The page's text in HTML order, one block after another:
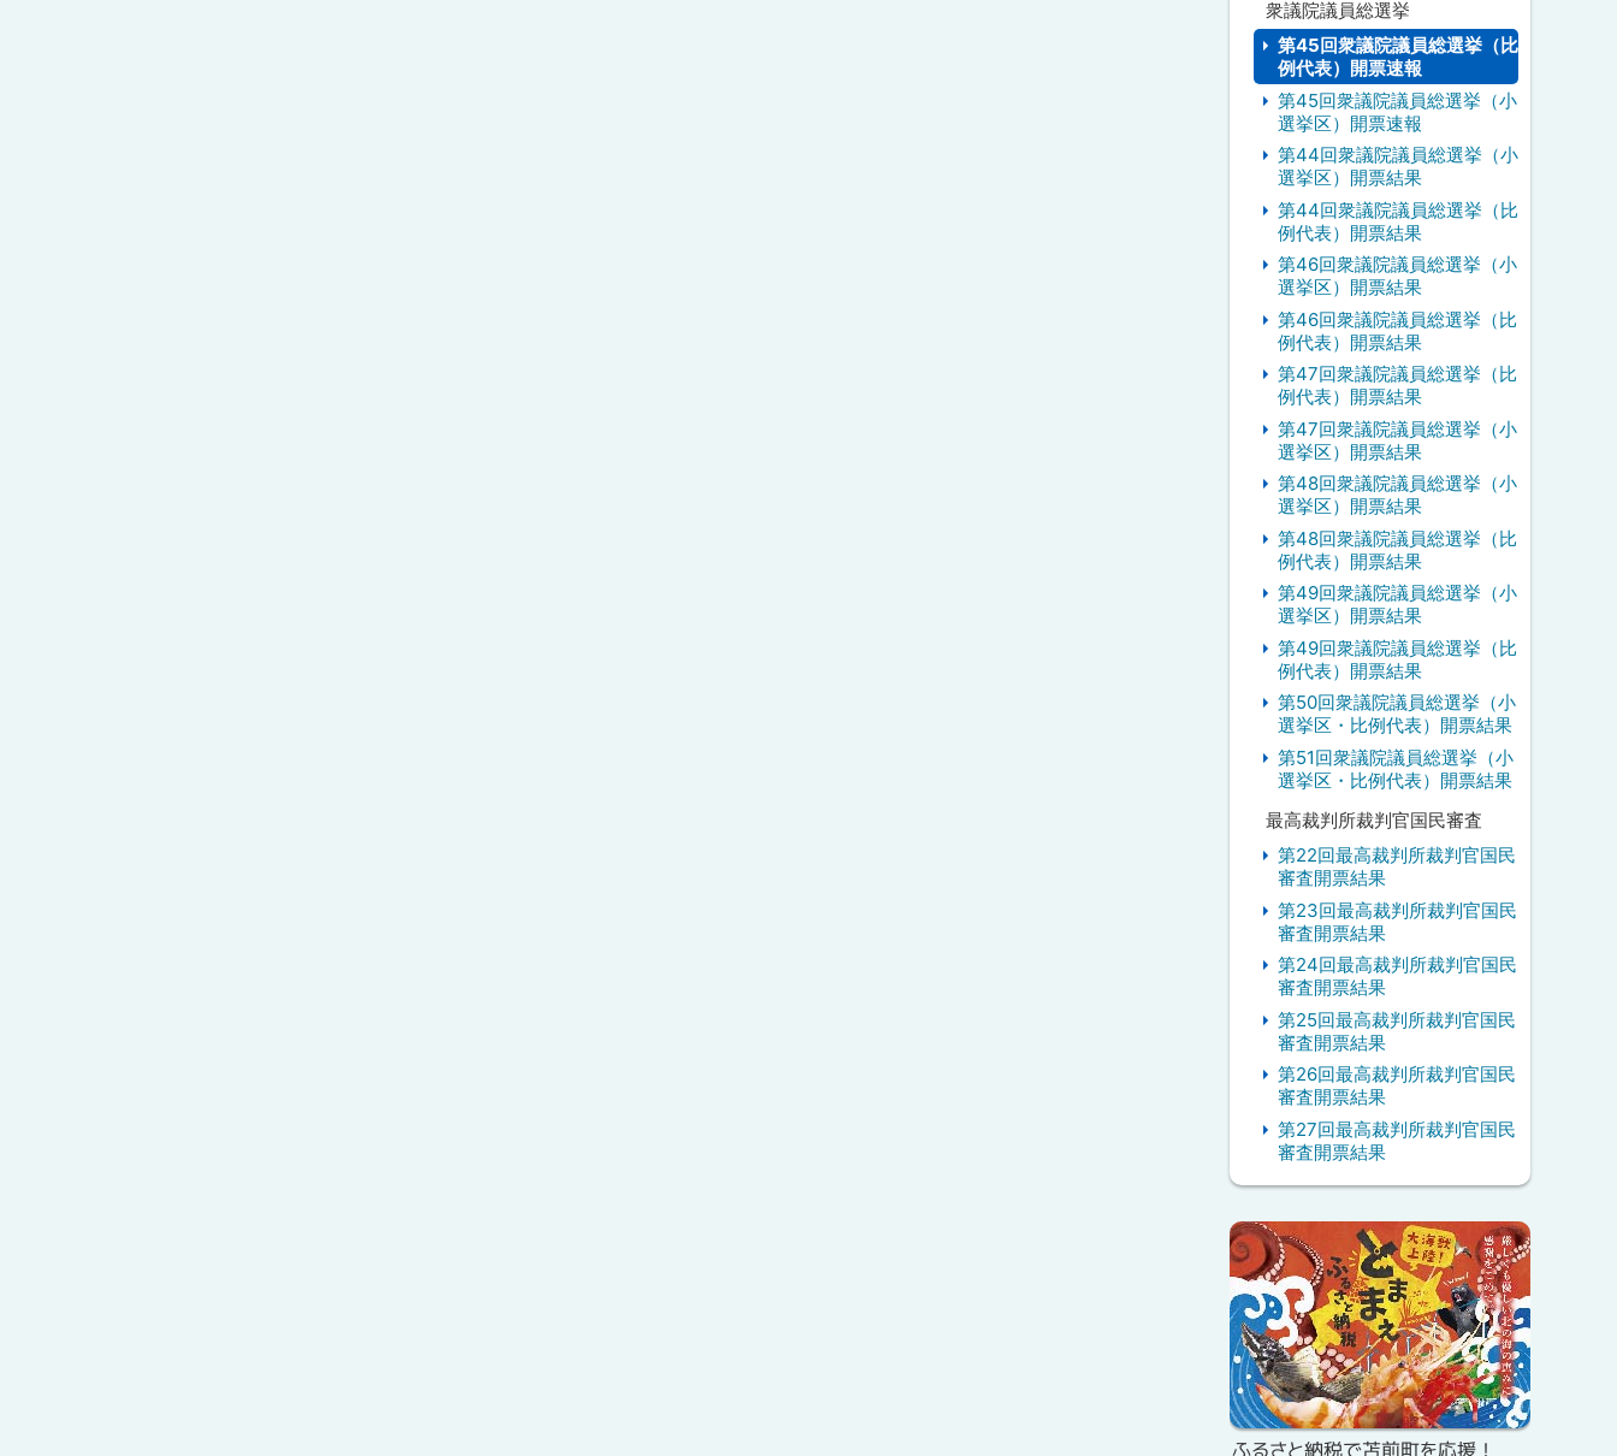
衆議院議員総選挙
第45回衆議院議員総選挙（比
例代表）開票速報
第45回衆議院議員総選挙（小
選挙区）開票速報
第44回衆議院議員総選挙（小
選挙区）開票結果
第44回衆議院議員総選挙（比
例代表）開票結果
第46回衆議院議員総選挙（小
選挙区）開票結果
第46回衆議院議員総選挙（比
例代表）開票結果
第47回衆議院議員総選挙（比
例代表）開票結果
第47回衆議院議員総選挙（小
選挙区）開票結果
第48回衆議院議員総選挙（小
選挙区）開票結果
第48回衆議院議員総選挙（比
例代表）開票結果
第49回衆議院議員総選挙（小
選挙区）開票結果
第49回衆議院議員総選挙（比
例代表）開票結果
第50回衆議院議員総選挙（小
選挙区・比例代表）開票結果
第51回衆議院議員総選挙（小
選挙区・比例代表）開票結果
最高裁判所裁判官国民審査
第22回最高裁判所裁判官国民
審査開票結果
第23回最高裁判所裁判官国民
審査開票結果
第24回最高裁判所裁判官国民
審査開票結果
第25回最高裁判所裁判官国民
審査開票結果
第26回最高裁判所裁判官国民
審査開票結果
第27回最高裁判所裁判官国民
審査開票結果
ピ
ッ
ク
ア
ッ
プ
ふるさと納税で苫前町を応援！